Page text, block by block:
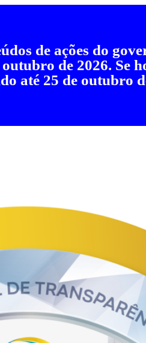
de ações do
de 2026. Se
até 25 de outubro